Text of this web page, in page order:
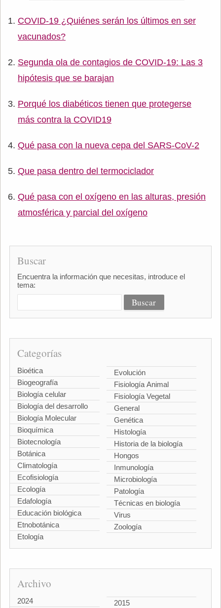
COVID-19 ¿Quiénes serán los últimos en ser
vacunados?
Segunda ola de contagios de COVID-19: Las 3
hipótesis que se barajan
Porqué los diabéticos tienen que protegerse
más contra la COVID19
Qué pasa con la nueva cepa del SARS-CoV-2
Que pasa dentro del termociclador
Qué pasa con el oxígeno en las alturas, presión
atmosférica y parcial del oxígeno
Buscar
Encuentra la información que necesitas, introduce el
tema:
Categorías
Bioética
Biogeografía
Biología celular
Biología del desarrollo
Biología Molecular
Bioquímica
Biotecnología
Botánica
Climatología
Ecofisiología
Ecología
Edafología
Educación biológica
Etnobotánica
Etología
Evolución
Fisiología Animal
Fisiología Vegetal
General
Genética
Histología
Historia de la biología
Hongos
Inmunología
Microbiología
Patología
Técnicas en biología
Virus
Zoología
Archivo
2024 2015